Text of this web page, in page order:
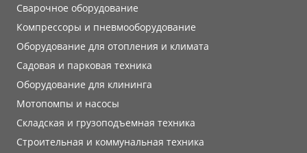
Сварочное оборудование
Компрессоры и пневмооборудование
Оборудование для отопления и климата
Садовая и парковая техника
Оборудование для клининга
Мотопомпы и насосы
Складская и грузоподъемная техника
Строительная и коммунальная техника